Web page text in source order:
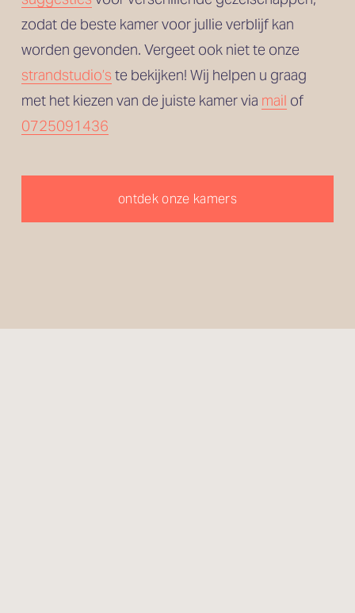
zodat de beste kamer voor jullie verblijf kan
strandstudio’s te bekijken! Wij helpen u graag
met het kiezen van de juiste kamer via mail
of
0725091436
ontdek onze kamers